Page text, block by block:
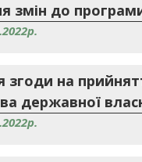
змін до
згоди на
державної